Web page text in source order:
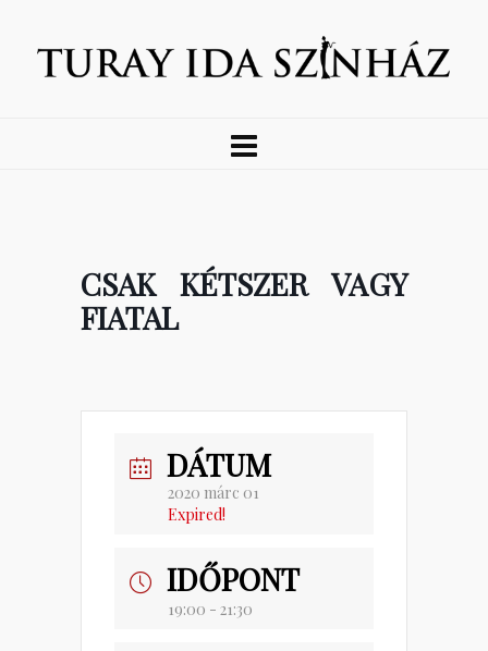
CSAK KÉTSZER VAGY
FIATAL
DÁTUM
2020 márc 01
Expired!
IDŐPONT
19:00 - 21:30